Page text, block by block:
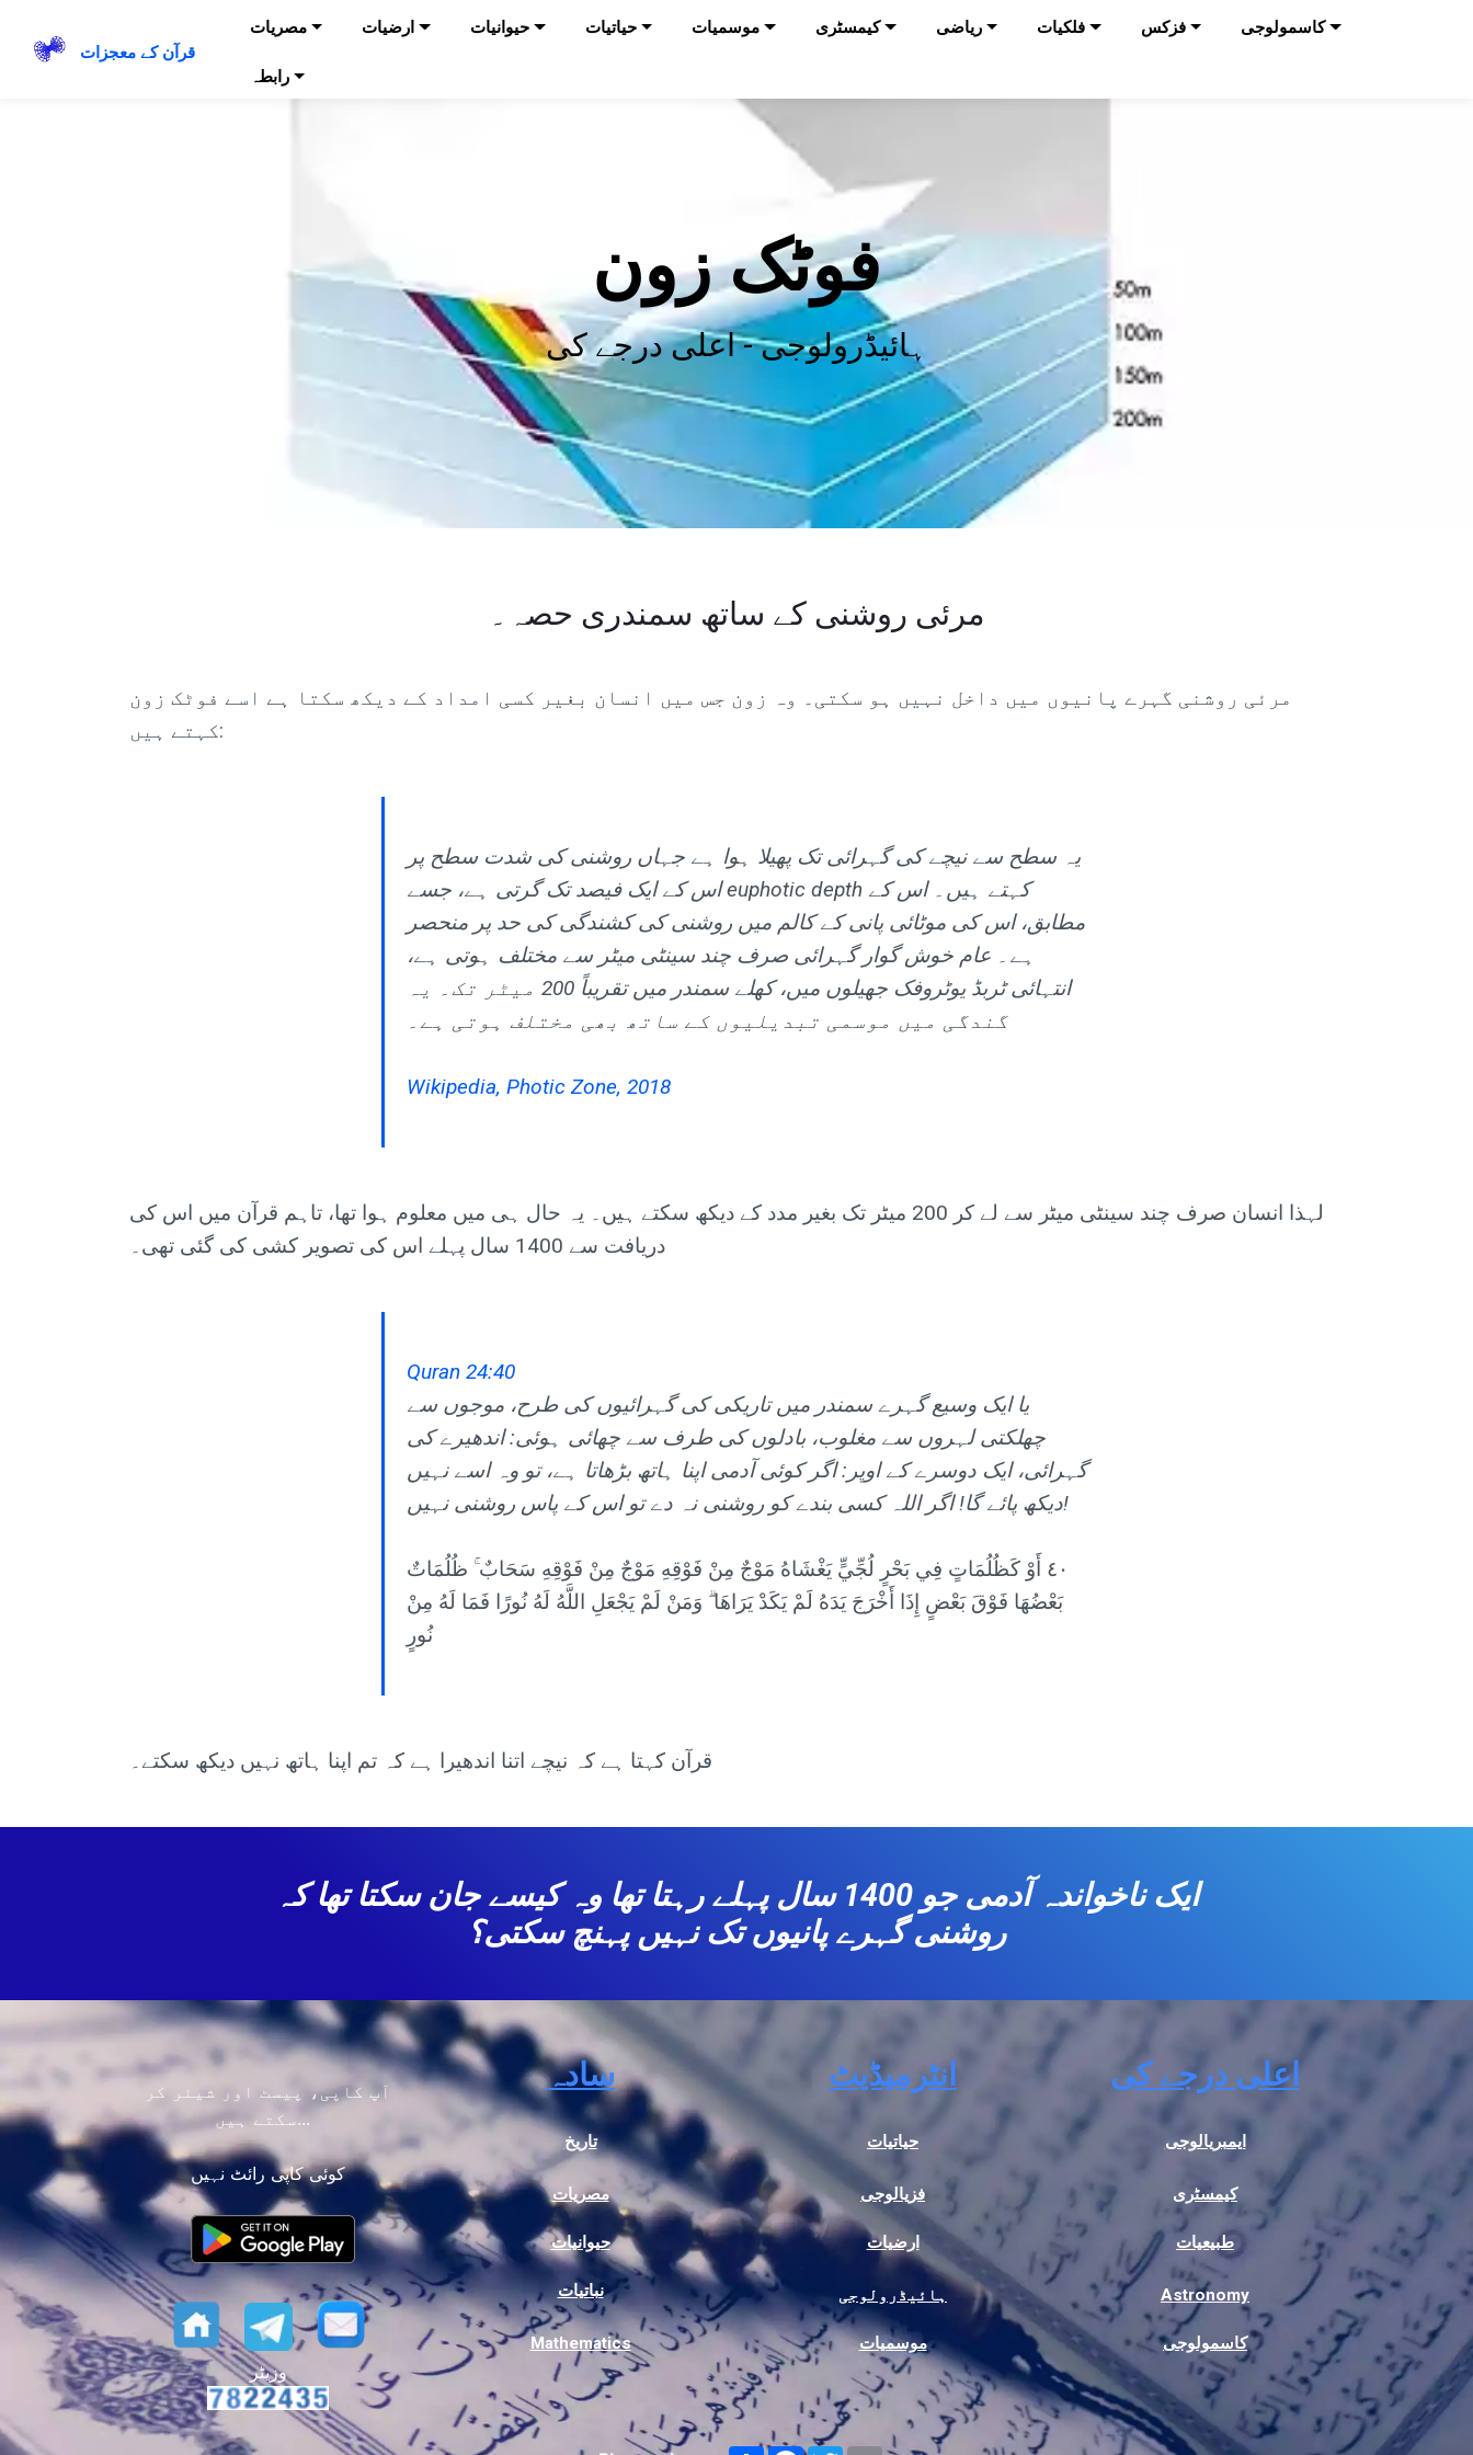
قرآن کے معجزات
مصریات ارضیات حیوانیات حیاتیات موسمیات کیمسٹری ریاضی فلکیات فزکس کاسمولوجی
رابطہ
فوٹک زون
ہائیڈرولوجی - اعلی درجے کی
مرئی روشنی کے ساتھ سمندری حصہ۔
مرئی روشنی گہرے پانیوں میں داخل نہیں ہو سکتی۔ وہ زون جس میں انسان بغیر کسی امداد کے دیکھ سکتا ہے اسے فوٹک زون
کہتے ہیں:
یہ سطح سے نیچے کی گہرائی تک پھیلا ہوا ہے جہاں روشنی کی شدت سطح پر
اس کے ایک فیصد تک گرتی ہے، جسے euphotic depth کہتے ہیں۔ اس کے
مطابق، اس کی موٹائی پانی کے کالم میں روشنی کی کشندگی کی حد پر منحصر
ہے۔ عام خوش گوار گہرائی صرف چند سینٹی میٹر سے مختلف ہوتی ہے،
انتہائی ٹربڈ یوٹروفک جھیلوں میں، کھلے سمندر میں تقریباً 200 میٹر تک۔ یہ
گندگی میں موسمی تبدیلیوں کے ساتھ بھی مختلف ہوتی ہے۔
Wikipedia, Photic Zone, 2018
لہذا انسان صرف چند سینٹی میٹر سے لے کر 200 میٹر تک بغیر مدد کے دیکھ سکتے ہیں۔ یہ حال ہی میں معلوم ہوا تھا، تاہم قرآن میں اس کی
دریافت سے 1400 سال پہلے اس کی تصویر کشی کی گئی تھی۔
Quran 24:40
یا ایک وسیع گہرے سمندر میں تاریکی کی گہرائیوں کی طرح، موجوں سے
چھلکتی لہروں سے مغلوب، بادلوں کی طرف سے چھائی ہوئی: اندھیرے کی
گہرائی، ایک دوسرے کے اوپر: اگر کوئی آدمی اپنا ہاتھ بڑھاتا ہے، تو وہ اسے نہیں
دیکھ پائے گا! اگر اللہ کسی بندے کو روشنی نہ دے تو اس کے پاس روشنی نہیں!
٤٠ أَوْ كَظُلُمَاتٍ فِي بَحْرٍ لُجِّيٍّ يَغْشَاهُ مَوْجٌ مِنْ فَوْقِهِ مَوْجٌ مِنْ فَوْقِهِ سَحَابٌ ۚ ظُلُمَاتٌ
بَعْضُهَا فَوْقَ بَعْضٍ إِذَا أَخْرَجَ يَدَهُ لَمْ يَكَدْ يَرَاهَا ۗ وَمَنْ لَمْ يَجْعَلِ اللَّهُ لَهُ نُورًا فَمَا لَهُ مِنْ
نُورٍ
قرآن کہتا ہے کہ نیچے اتنا اندھیرا ہے کہ تم اپنا ہاتھ نہیں دیکھ سکتے۔
ایک ناخواندہ آدمی جو 1400 سال پہلے رہتا تھا وہ کیسے جان سکتا تھا کہ
روشنی گہرے پانیوں تک نہیں پہنچ سکتی؟
آپ کاپی، پیسٹ اور شیئر کر
سکتے ہیں...
کوئی کاپی رائٹ نہیں
وزیٹر
سادہ
تاریخ
مصریات
حیوانیات
نباتیات
Mathematics
انٹرمیڈیٹ
حیاتیات
فزیالوجی
ارضیات
ہائیڈرولوجی
موسمیات
اعلی درجے کی
ایمبریالوجی
کیمسٹری
طبیعیات
Astronomy
کاسمولوجی